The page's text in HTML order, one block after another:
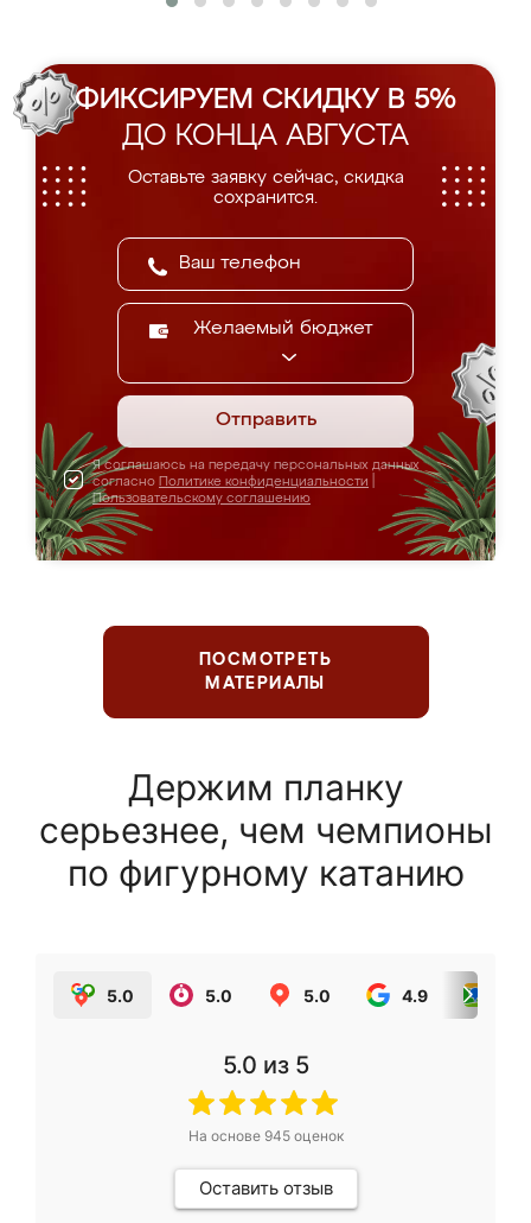
ФИКСИРУЕМ СКИДКУ В 5%
ДО КОНЦА АВГУСТА
Оставьте заявку сейчас, скидка
сохранится.
Желаемый бюджет
Отправить
Я соглашаюсь на передачу персональных данных
согласно Политике конфиденциальности
Пользовательскому соглашению
ПОСМОТРЕТЬ
МАТЕРИАЛЫ
Держим планку
серьезнее, чем чемпионы
по фигурному катанию
5.0 5.0 5.0 4.9
5.0 из 5
На основе 945оценок
Оставить отзыв